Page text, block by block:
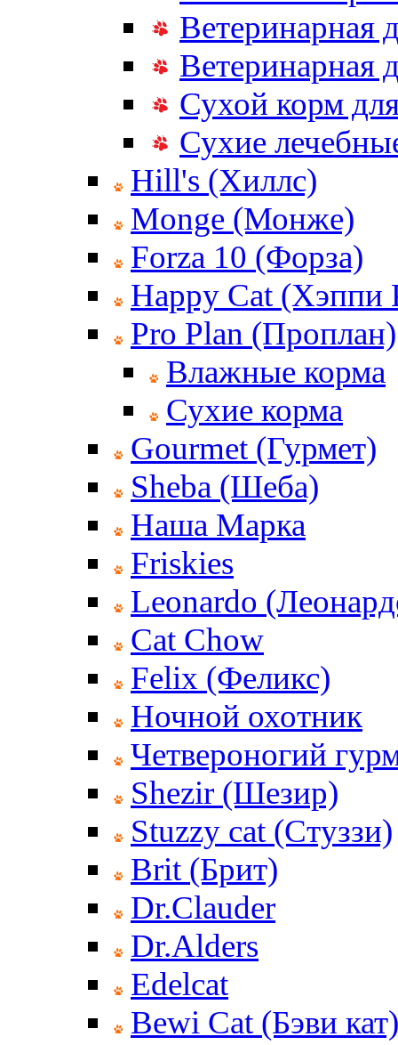
Ветеринарная
Ветеринарная
Сухой корм
Сухие
Hill's (Хиллс)
Monge (Монже)
Forza 10 (Форза)
Happy Cat (Хэппи
Pro Plan (Проплан)
Влажные корма
Сухие корма
Gourmet (Гурмет)
Sheba (Шеба)
Наша Марка
Friskies
Leonardo
Cat Chow
Felix (Феликс)
Ночной охотник
Четвероногий
Shezir (Шезир)
Stuzzy cat (Стуззи)
Brit (Брит)
Dr.Clauder
Dr.Alders
Edelcat
Bewi Cat (Бэви кат)